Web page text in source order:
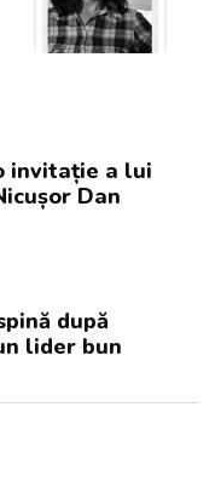
invitație a lui
Dan
după
lider bun